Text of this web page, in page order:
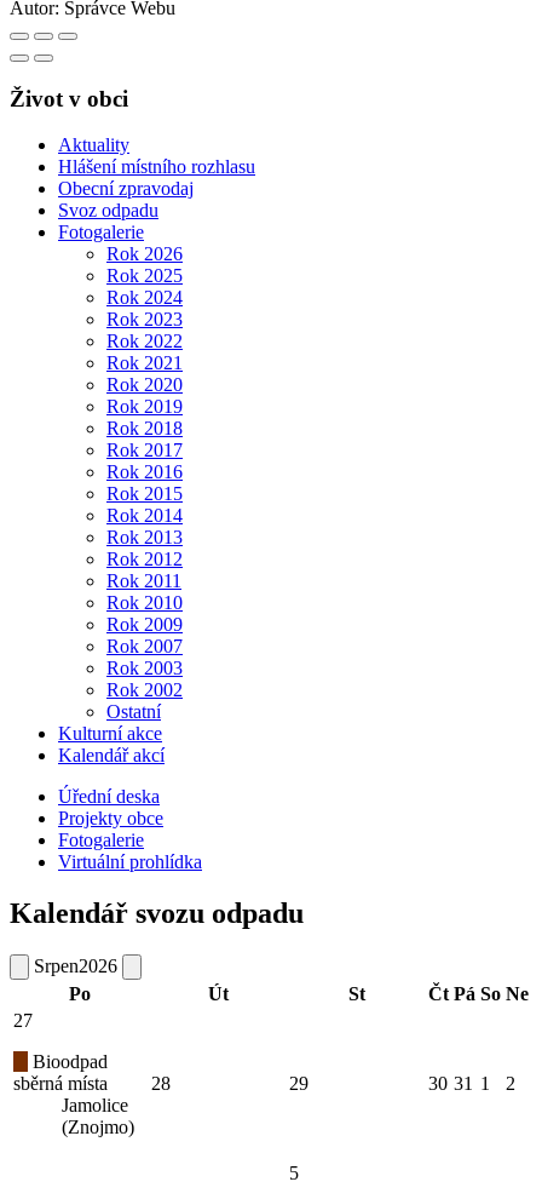
Autor: Správce Webu
Život v obci
Aktuality
Hlášení místního rozhlasu
Obecní zpravodaj
Svoz odpadu
Fotogalerie
Rok 2026
Rok 2025
Rok 2024
Rok 2023
Rok 2022
Rok 2021
Rok 2020
Rok 2019
Rok 2018
Rok 2017
Rok 2016
Rok 2015
Rok 2014
Rok 2013
Rok 2012
Rok 2011
Rok 2010
Rok 2009
Rok 2007
Rok 2003
Rok 2002
Ostatní
Kulturní akce
Kalendář akcí
Úřední deska
Projekty obce
Fotogalerie
Virtuální prohlídka
Kalendář svozu odpadu
Srpen2026
Po
Út St Čt Pá So Ne
27
Bioodpad
sběrná místa
Jamolice
(Znojmo)
28 29 30 31 1 2
5